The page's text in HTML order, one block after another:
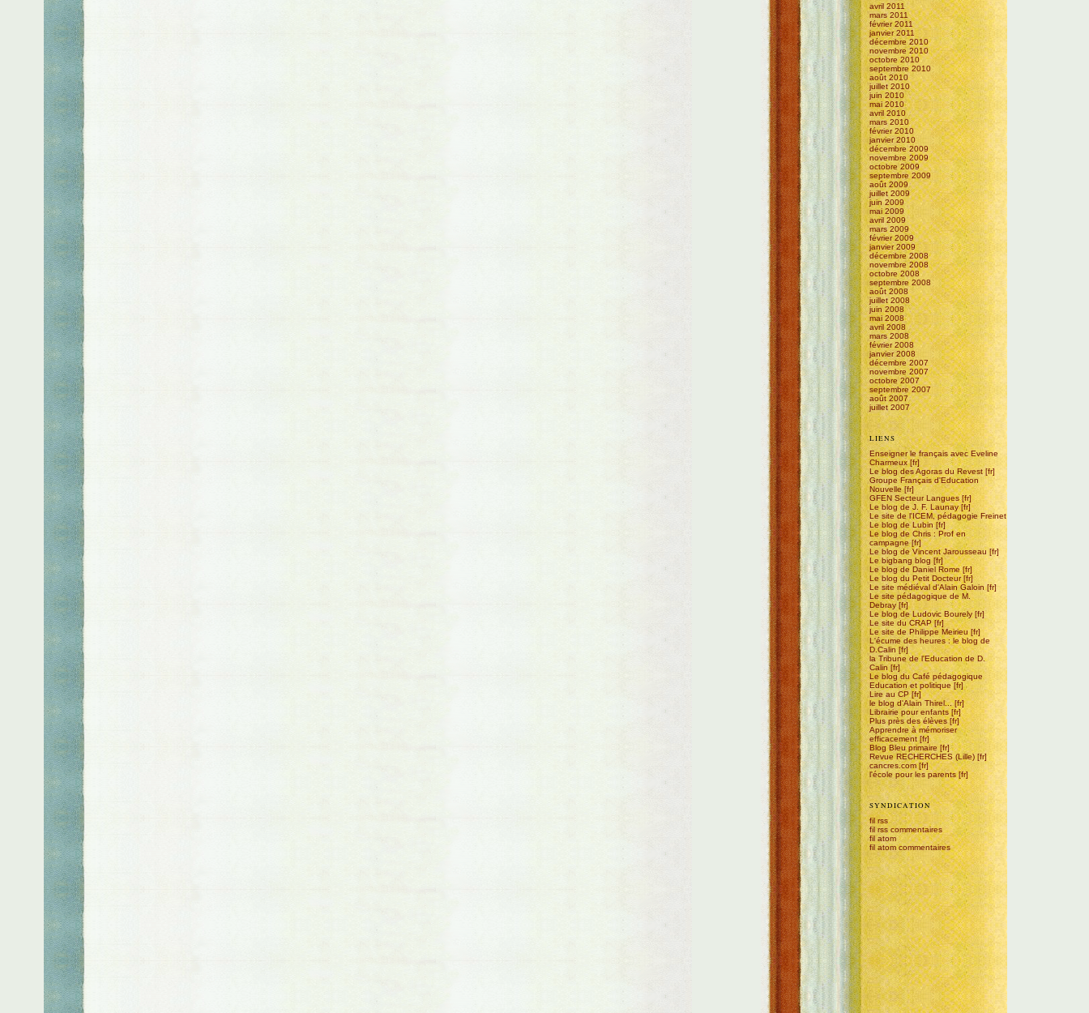
avril 2011
mars 2011
février 2011
janvier 2011
décembre 2010
novembre 2010
octobre 2010
septembre 2010
août 2010
juillet 2010
juin 2010
mai 2010
avril 2010
mars 2010
février 2010
janvier 2010
décembre 2009
novembre 2009
octobre 2009
septembre 2009
août 2009
juillet 2009
juin 2009
mai 2009
avril 2009
mars 2009
février 2009
janvier 2009
décembre 2008
novembre 2008
octobre 2008
septembre 2008
août 2008
juillet 2008
juin 2008
mai 2008
avril 2008
mars 2008
février 2008
janvier 2008
décembre 2007
novembre 2007
octobre 2007
septembre 2007
août 2007
juillet 2007
LIENS
Enseigner le français avec Eveline
Charmeux
Le blog des Agoras du Revest
Groupe Français d'Education
Nouvelle
GFEN Secteur Langues
Le blog de J. F. Launay
Le site de l'ICEM, pédagogie Freinet
Le blog de Lubin
Le blog de Chris : Prof en
campagne
Le blog de Vincent Jarousseau
Le bigbang blog
Le blog de Daniel Rome
Le blog du Petit Docteur
Le site médiéval d'Alain Galoin
Le site pédagogique de M.
Debray
Le blog de Ludovic Bourely
Le site du CRAP
Le site de Philippe Meirieu
L'écume des heures : le blog de
D.Calin
la Tribune de l'Education de D.
Calin
Le blog du Café pédagogique
Education et politique
Lire au CP
le blog d'Alain Thirel...
Librairie pour enfants
Plus près des élèves
Apprendre à mémoriser
efficacement
Blog Bleu primaire
Revue RECHERCHES (Lille)
cancres.com
l'école pour les parents
SYNDICATION
fil rss
fil rss commentaires
fil atom
fil atom commentaires